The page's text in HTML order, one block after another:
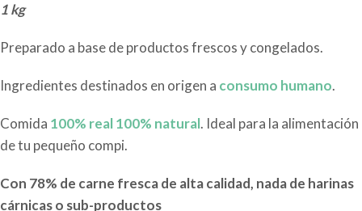
1 kg
Preparado a base de productos frescos y congelados.
Ingredientes destinados en origen a consumo humano.
Comida 100% real 100% natural. Ideal para la alimentación
de tu pequeño compi.
Con 78% de carne fresca de alta calidad, nada de harinas
cárnicas o sub-productos